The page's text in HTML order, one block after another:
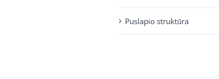
Puslapio struktūra